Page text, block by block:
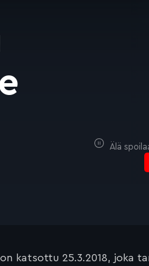
Älä
katsottu 25.3.2018, joka